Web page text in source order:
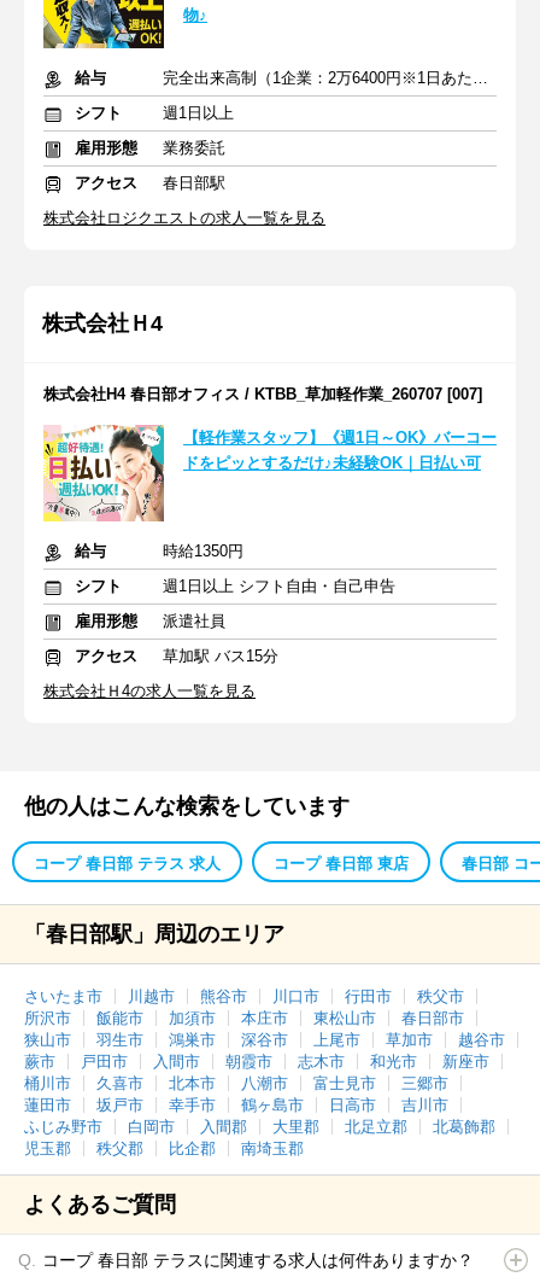
物♪
給与
完全出来高制（1企業：2万6400円※1日あたり）
シフト
週1日以上
雇用形態
業務委託
アクセス
春日部駅
株式会社ロジクエストの求人一覧を見る
株式会社Ｈ4
株式会社H4 春日部オフィス / KTBB_草加軽作業_260707 [007]
【軽作業スタッフ】《週1日～OK》バーコー
ドをピッとするだけ♪未経験OK｜日払い可
給与
時給1350円
シフト
週1日以上 シフト自由・自己申告
雇用形態
派遣社員
アクセス
草加駅 バス15分
株式会社Ｈ4の求人一覧を見る
他の人はこんな検索をしています
コープ 春日部 テラス 求人 コープ 春日部 東店 春日部 コ
「春日部駅」周辺のエリア
さいたま市 川越市 熊谷市 川口市 行田市
秩父市
所沢市
飯能市 加須市 本庄市 東松山市
春日部市
狭山市
羽生市 鴻巣市 深谷市 上尾市 草加市
越谷市
蕨市
戸田市 入間市 朝霞市 志木市 和光市
新座市
桶川市
久喜市 北本市 八潮市 富士見市
三郷市
蓮田市
坂戸市 幸手市 鶴ヶ島市 日高市
吉川市
ふじみ野市
白岡市 入間郡 大里郡 北足立郡
北葛飾郡
児玉郡
秩父郡 比企郡 南埼玉郡
よくあるご質問
コープ 春日部 テラスに関連する求人は何件ありますか？